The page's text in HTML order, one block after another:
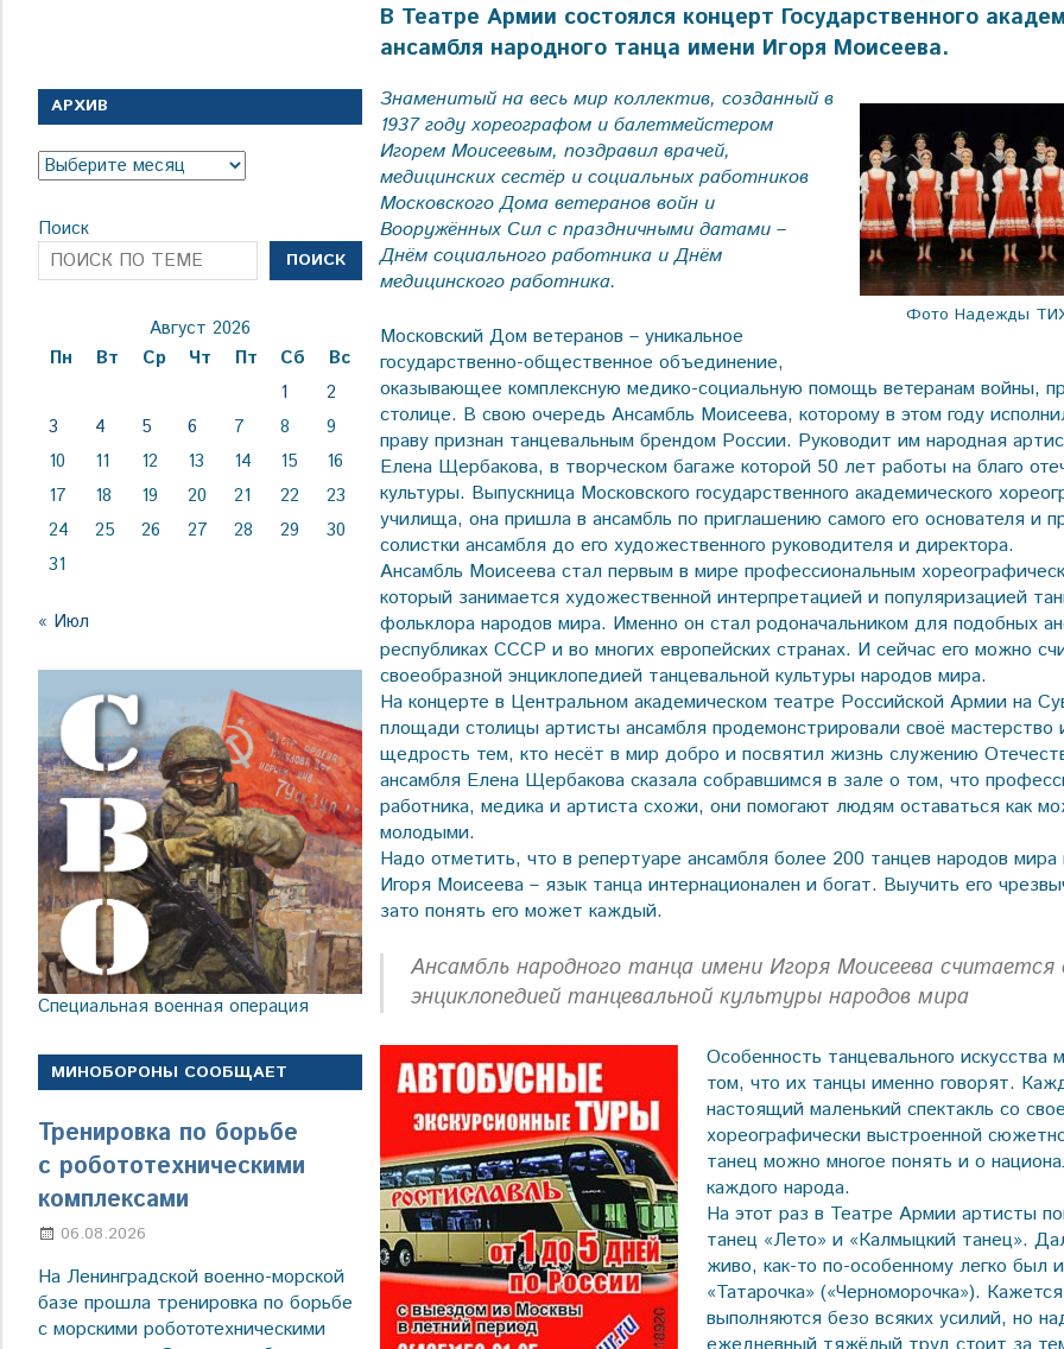
В Театре Армии состоялся концерт Государственного
ансамбля народного танца имени Игоря Моисеева.
Фото Надежды
Знаменитый на весь мир коллектив, созданный в
1937 году хореографом и балетмейстером
Игорем Моисе­евым, поздравил врачей,
медицинских сестёр и социальных работников
Московского Дома ветеранов войн и
Вооружённых Сил с праздничными датами –
Днём социального работника и Днём
медицинского работника.
Московский Дом ветеранов – уникальное
государственно-общественное объединение,
оказывающее комплексную медико-социальную помощь ветеранам войны,
столице. В свою очередь Ансамбль Моисеева, которому в этом году
праву признан танцевальным брендом России. Руководит им народная
Елена Щербакова, в творческом багаже которой 50 лет работы на благо
культуры. Выпускница Московского государственного академического
училища, она пришла в ансамбль по приглашению самого его основателя и
солистки ансамбля до его художественного руководителя и директора.
Ансамбль Моисеева стал первым в мире профессиональным
который занимается художественной интерпретацией и популяризацией
фольклора народов мира. Именно он стал родоначальником для подобных
республиках СССР и во многих европейских странах. И сейчас его можно
своеобразной энциклопедией танцевальной культуры народов мира.
На концерте в Центральном академическом театре Российской Армии на
площади столицы артисты ансамбля продемонстрировали своё
щедрость тем, кто несёт в мир добро и посвятил жизнь служению
ансамбля Елена Щербакова сказала собравшимся в зале о том, что
работника, медика и артиста схожи, они помогают людям оставаться как
молодыми.
Надо отметить, что в репертуаре ансамбля более 200 танцев народов
Игоря Моисеева – язык танца интернационален и богат. Выучить его
зато понять его может каждый.
Ансамбль народного танца имени Игоря Моисеева считается
энциклопедией танцевальной культуры народов мира
Особенность танцевального искусства
том, что их танцы именно говорят.
настоящий маленький спектакль со
хореографически выстроенной
танец можно многое понять и о
каждого народа.
На этот раз в Театре Армии артисты
танец «Лето» и «Калмыцкий танец».
живо, как-то по-особенному легко был
«Татарочка» («Черноморочка»).
выполняются безо всяких усилий, но
АРХИВ
Архив
Поиск
ПОИСК
Август 2026
Пн
Вт Ср Чт Пт Сб
Вс
1
2
3
4 5 6 7 8
9
10
11 12 13 14 15
16
17
18 19 20 21 22
23
24
25 26 27 28 29
30
31
« Июл
Специальная военная операция
МИНОБОРОНЫ СООБЩАЕТ
Тренировка по борьбе
с робототехническими
комплексами
06.08.2026
На Ленинградской военно-морской
базе прошла тренировка по борьбе
с морскими робототехническими